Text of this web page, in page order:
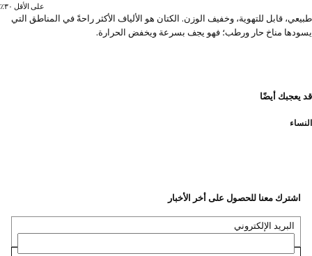
على الأقل ٣٠٪؜
طبيعي، قابل للتهوية، وخفيف الوزن. الكتان هو الألياف الأكثر راحةً في المناطق التي
يسودها مناخ حار ورطب؛ فهو يجف بسرعة ويخفض الحرارة.
قد يعجبك أيضًا
النساء
اشترك معنا للحصول على أخر الأخبار
البريد الإلكتروني